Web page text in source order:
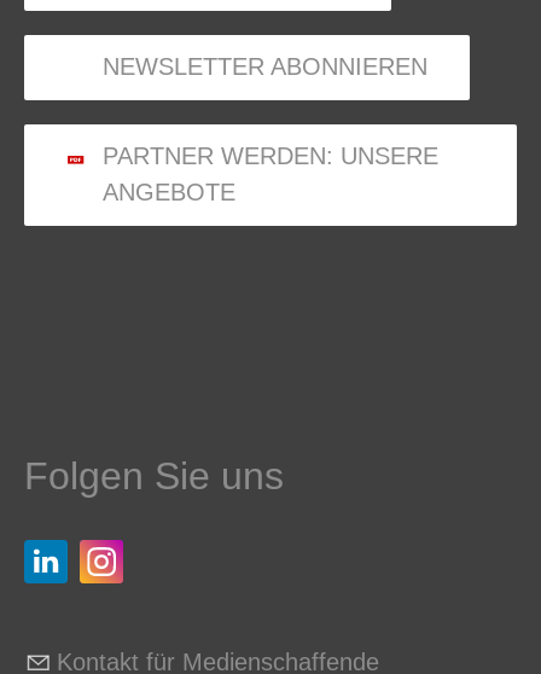
NEWSLETTER ABONNIEREN
PARTNER WERDEN: UNSERE
ANGEBOTE
Folgen Sie uns
Kontakt für Medienschaffende